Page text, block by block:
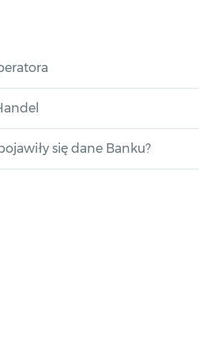
się dane Banku?